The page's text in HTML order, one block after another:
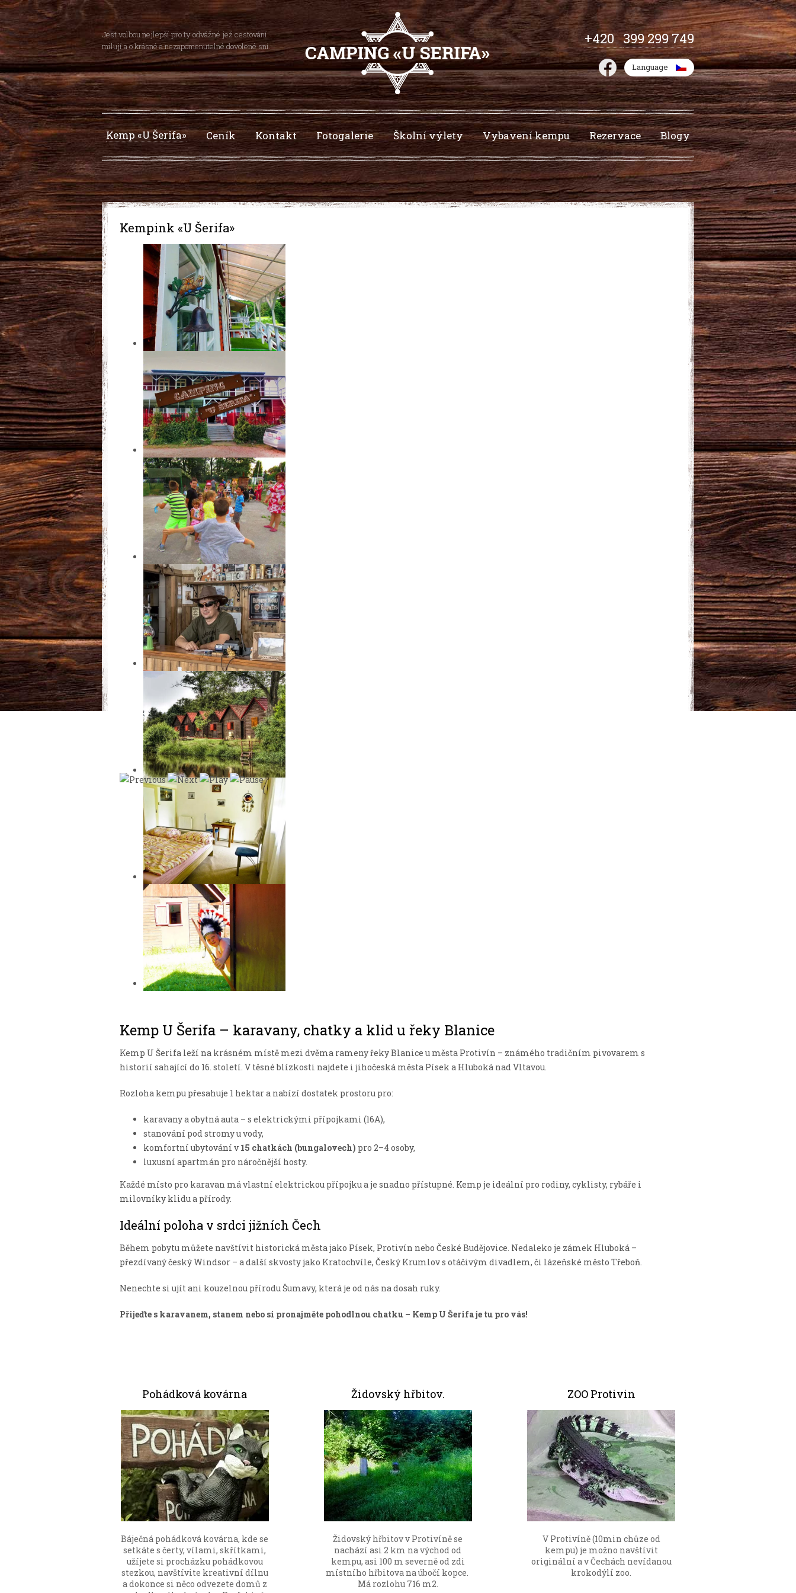
Jest volbou nejlepší pro ty odvážné jež cestování
milují a o krásné a nezapomenutelné dovolené sní.
+420399 299 749
Language
Kemp «U Šerifa» Ceník Kontakt Fotogalerie Školní výlety Vybavení kempu Rezervace Blogy
Kempink «U Šerifa»
Kemp U Šerifa – karavany, chatky a klid u řeky Blanice
Kemp U Šerifa leží na krásném místě mezi dvěma rameny řeky Blanice u města Protivín – známého tradičním pivovarem s
historií sahající do 16. století. V těsné blízkosti najdete i jihočeská města Písek a Hluboká nad Vltavou.
Rozloha kempu přesahuje 1 hektar a nabízí dostatek prostoru pro:
karavany a obytná auta – s elektrickými přípojkami (16A),
stanování pod stromy u vody,
komfortní ubytování v 15 chatkách (bungalovech) pro 2–4 osoby,
luxusní apartmán pro náročnější hosty.
Každé místo pro karavan má vlastní elektrickou přípojku a je snadno přístupné. Kemp je ideální pro rodiny, cyklisty, rybáře i
milovníky klidu a přírody.
Ideální poloha v srdci jižních Čech
Během pobytu můžete navštívit historická města jako Písek, Protivín nebo České Budějovice. Nedaleko je zámek Hluboká –
přezdívaný český Windsor – a další skvosty jako Kratochvíle, Český Krumlov s otáčivým divadlem, či lázeňské město Třeboň.
Nenechte si ujít ani kouzelnou přírodu Šumavy, která je od nás na dosah ruky.
Přijeďte s karavanem, stanem nebo si pronajměte pohodlnou chatku – Kemp U Šerifa je tu pro vás!
Pohádková kovárna
Báječná pohádková kovárna, kde se
setkáte s čerty, vílami, skřítkami,
užíjete si procházku pohádkovou
stezkou, navštívite kreativní dílnu
a dokonce si něco odvezete domů z
Židovský hřbitov.
Židovský hřbitov v Protivíně se
nachází asi 2 km na východ od
kempu, asi 100 m severně od zdi
místního hřbitova na úbočí kopce.
Má rozlohu 716 m2.
ZOO Protivin
V Protivíně (10min chůze od
kempu) je možno navštívit
originální a v Čechách nevídanou
krokodýlí zoo.